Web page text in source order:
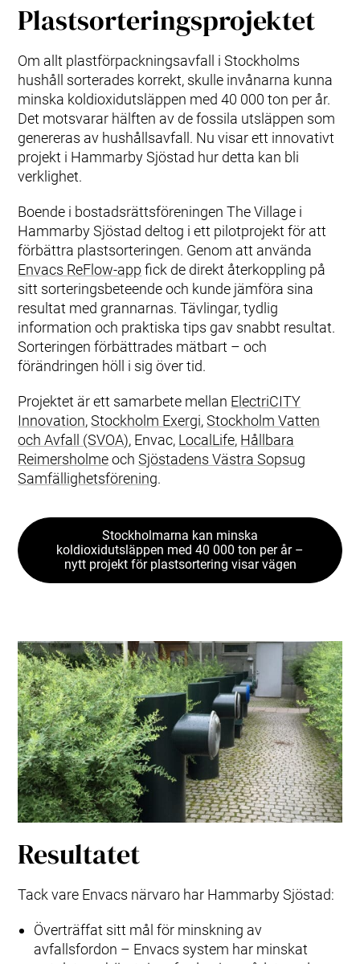
Plastsorteringsprojektet
Om allt plastförpackningsavfall i Stockholms
hushåll sorterades korrekt, skulle invånarna kunna
minska koldioxidutsläppen med 40 000 ton per år.
Det motsvarar hälften av de fossila utsläppen som
genereras av hushållsavfall. Nu visar ett innovativt
projekt i Hammarby Sjöstad hur detta kan bli
verklighet.
Boende i bostadsrättsföreningen The Village i
Hammarby Sjöstad deltog i ett pilotprojekt för att
förbättra plastsorteringen. Genom att använda
Envacs ReFlow-app fick de direkt återkoppling på
sitt sorteringsbeteende och kunde jämföra sina
resultat med grannarnas. Tävlingar, tydlig
information och praktiska tips gav snabbt resultat.
Sorteringen förbättrades mätbart – och
förändringen höll i sig över tid.
Projektet är ett samarbete mellan ElectriCITY
Innovation,Stockholm Exergi,Stockholm Vatten
och Avfall (SVOA), Envac, LocalLife, Hållbara
ReimersholmeochSjöstadens Västra Sopsug
Samfällighetsförening.
Stockholmarna kan minska
koldioxidutsläppen med 40 000 ton per år –
nytt projekt för plastsortering visar vägen
Resultatet
Tack vare Envacs närvaro har Hammarby Sjöstad:
Överträffat sitt mål för minskning av
avfallsfordon – Envacs system har minskat